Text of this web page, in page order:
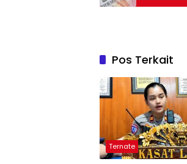
Pos Terkait
Ternate